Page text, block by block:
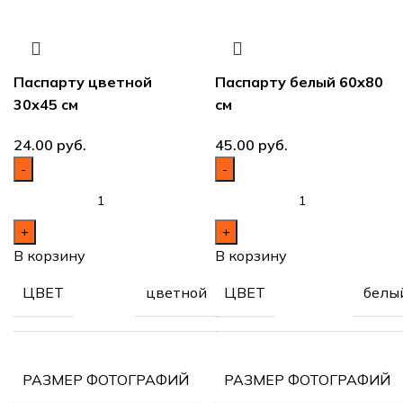
Паспарту цветной
30х45 см
руб.
В корзину
ЦВЕТ цветной
РАЗМЕР ФОТОГРАФИЙ
см
Паспарту белый 60х80
см
руб.
В корзину
ЦВЕТ
РАЗМЕР ФОТОГРАФИЙ